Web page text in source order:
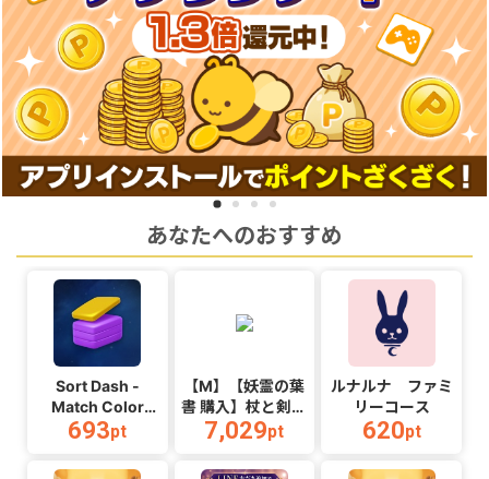
あなたへのおすすめ
Sort Dash -
Match Color
Puzzle（チャレン
（Android）
693pt
【M】【妖霊の葉
書 購入】杖と剣の
伝説
_Android_2608
7,029pt
ルナルナ ファミ
リーコース
620pt